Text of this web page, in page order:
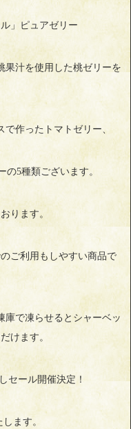
」ピュアゼリー
果汁を使用した桃ゼリーを
作ったトマトゼリー、
5種類ございます。
ります。
ご利用もしやすい商品で
庫で凍らせるとシャーベッ
けます。
セール開催決定！
ます。